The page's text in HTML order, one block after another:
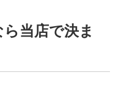
当店で決ま